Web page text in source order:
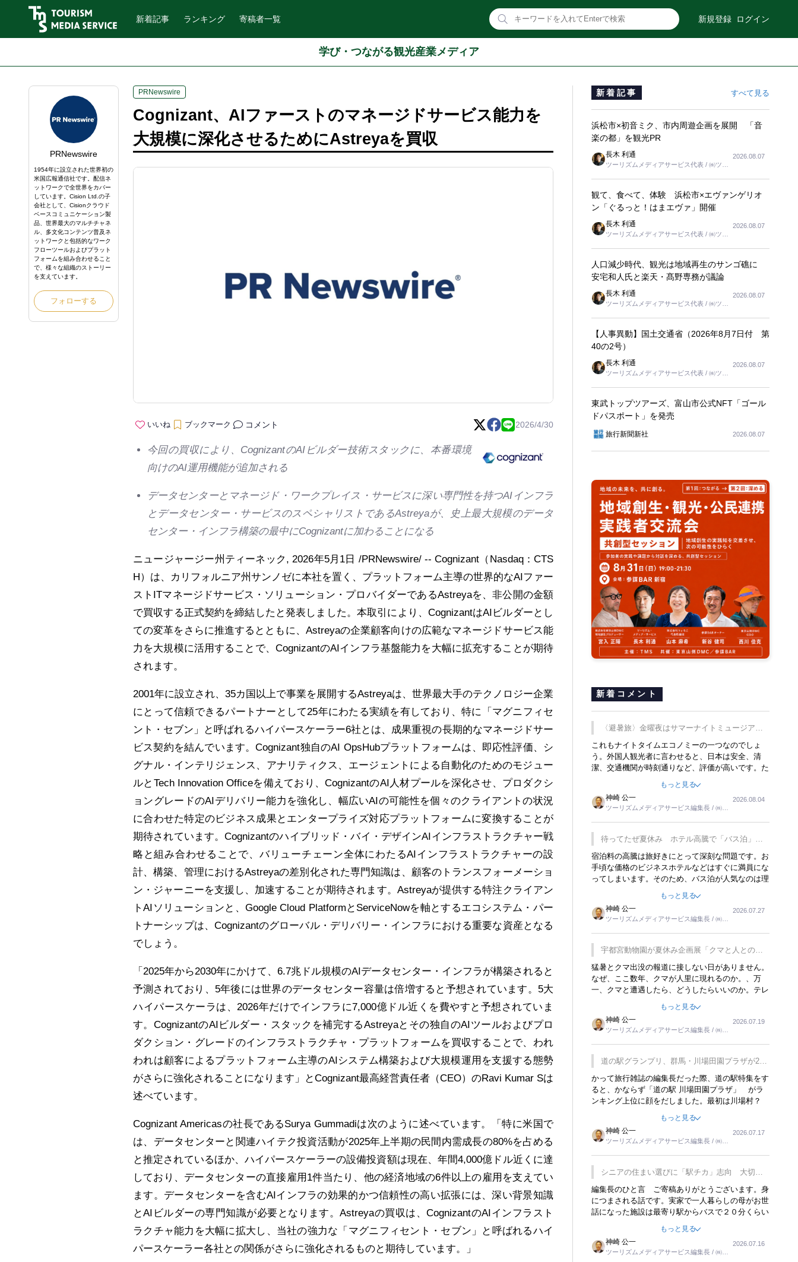
新着記事 ランキング 寄稿者一覧 新規登録 ログイン
学び・つながる観光産業メディア
PRNewswire
1954年に設立された世界初の
米国広報通信社です。配信ネ
ットワークで全世界をカバー
しています。Cision Ltd.の子
会社として、Cisionクラウド
ベースコミュニケーション製
品、世界最大のマルチチャネ
ル、多文化コンテンツ普及ネ
ットワークと包括的なワーク
フローツールおよびプラット
フォームを組み合わせること
で、様々な組織のストーリー
を支えています。
フォローする
PRNewswire
Cognizant、AIファーストのマネージドサービス能力を
大規模に深化させるためにAstreyaを買収
いいね ブックマーク コメント 2026/4/30
今回の買収により、CognizantのAIビルダー技術スタックに、本番環境
向けのAI運用機能が追加される
データセンターとマネージド・ワークプレイス・サービスに深い専門性を持つAIインフラ
とデータセンター・サービスのスペシャリストであるAstreyaが、史上最大規模のデータ
センター・インフラ構築の最中にCognizantに加わることになる
ニュージャージー州ティーネック ,2026年5月1日 /PRNewswire/ -- Cognizant（Nasdaq：CTS
H）は、カリフォルニア州サンノゼに本社を置く、プラットフォーム主導の世界的なAIファー
ストITマネージドサービス・ソリューション・プロバイダーであるAstreyaを、非公開の金額
で買収する正式契約を締結したと発表しました。本取引により、CognizantはAIビルダーとし
ての変革をさらに推進するとともに、Astreyaの企業顧客向けの広範なマネージドサービス能
力を大規模に活用することで、CognizantのAIインフラ基盤能力を大幅に拡充することが期待
されます。
2001年に設立され、35カ国以上で事業を展開するAstreyaは、世界最大手のテクノロジー企業
にとって信頼できるパートナーとして25年にわたる実績を有しており、特に「マグニフィセ
ント・セブン」と呼ばれるハイパースケーラー6社とは、成果重視の長期的なマネージドサー
ビス契約を結んでいます。Cognizant独自のAI OpsHubプラットフォームは、即応性評価、シ
グナル・インテリジェンス、アナリティクス、エージェントによる自動化のためのモジュー
ルとTech Innovation Officeを備えており、CognizantのAI人材プールを深化させ、プロダクシ
ョングレードのAIデリバリー能力を強化し、幅広いAIの可能性を個々のクライアントの状況
に合わせた特定のビジネス成果とエンタープライズ対応プラットフォームに変換することが
期待されています。Cognizantのハイブリッド・バイ・デザインAIインフラストラクチャー戦
略と組み合わせることで、バリューチェーン全体にわたるAIインフラストラクチャーの設
計、構築、管理におけるAstreyaの差別化された専門知識は、顧客のトランスフォーメーショ
ン・ジャーニーを支援し、加速することが期待されます。Astreyaが提供する特注クライアン
トAIソリューションと、Google Cloud PlatformとServiceNowを軸とするエコシステム・パー
トナーシップは、Cognizantのグローバル・デリバリー・インフラにおける重要な資産となる
でしょう。
「2025年から2030年にかけて、6.7兆ドル規模のAIデータセンター・インフラが構築されると
予測されており、5年後には世界のデータセンター容量は倍増すると予想されています。5大
ハイパースケーラは、2026年だけでインフラに7,000億ドル近くを費やすと予想されていま
す。CognizantのAIビルダー・スタックを補完するAstreyaとその独自のAIツールおよびプロ
ダクション・グレードのインフラストラクチャ・プラットフォームを買収することで、われ
われは顧客によるプラットフォーム主導のAIシステム構築および大規模運用を支援する態勢
がさらに強化されることになります」とCognizant最高経営責任者（CEO）のRavi Kumar Sは
述べています。
Cognizant Americasの社長であるSurya Gummadiは次のように述べています。「特に米国で
は、データセンターと関連ハイテク投資活動が2025年上半期の民間内需成長の80%を占める
と推定されているほか、ハイパースケーラーの設備投資額は現在、年間4,000億ドル近くに達
しており、データセンターの直接雇用1件当たり、他の経済地域の6件以上の雇用を支えてい
ます。データセンターを含むAIインフラの効果的かつ信頼性の高い拡張には、深い背景知識
とAIビルダーの専門知識が必要となります。Astreyaの買収は、CognizantのAIインフラスト
ラクチャ能力を大幅に拡大し、当社の強力な「マグニフィセント・セブン」と呼ばれるハイ
パースケーラー各社との関係がさらに強化されるものと期待しています。」
新着記事 すべて見る
浜松市×初音ミク、市内周遊企画を展開 「音
楽の都」を観光PR
長木 利通
ツーリズムメディアサービス代表 / ㈱ツー
2026.08.07
観て、食べて、体験 浜松市×エヴァンゲリオ
ン「ぐるっと！はまエヴァ」開催
長木 利通
ツーリズムメディアサービス代表 / ㈱ツー
2026.08.07
人口減少時代、観光は地域再生のサンゴ礁に
安宅和人氏と楽天・髙野専務が議論
長木 利通
ツーリズムメディアサービス代表 / ㈱ツー
2026.08.07
【人事異動】国土交通省（2026年8月7日付 第
40の2号）
長木 利通
ツーリズムメディアサービス代表 / ㈱ツー
2026.08.07
東武トップツアーズ、富山市公式NFT「ゴール
ドパスポート」を発売
旅行新聞新社 2026.08.07
新着コメント
〈避暑旅〉金曜夜はサマーナイトミュージア
ム、都立6施設で
これもナイトタイムエコノミーの一つなのでしょ
う。外国人観光者に言わせると、日本は安全、清
潔、交通機関が時刻通りなど、評価が高いです。た
す。そのような意味で、金曜夜にこのようなイベン
トが行われれば、日本人に限らず外国人にとっても
楽しみが増えるでしょうね。
もっと見る
神崎 公一
ツーリズムメディアサービス編集長 / ㈱ツ
2026.08.04
待ってたぜ夏休み ホテル高騰で「バス泊」人
気
宿泊料の高騰は旅好きにとって深刻な問題です。お
手頃な価格のビジネスホテルなどはすぐに満員にな
ってしまいます。そのため、バス泊が人気なのは理
行をした時は、移動はグレイハウンドバスでした。
夕方から夜の便を利用してホテル代を浮かせていま
した。ただし、若いからできたことです。若い人が
夜行バスで京都に行った、青森に行ったと聞くと、
疲れが残らないのかなと思ってしまいます。
もっと見る
神崎 公一
ツーリズムメディアサービス編集長 / ㈱ツ
2026.07.27
宇都宮動物園が夏休み企画展「クマと人との距
離」を7月20日から開催
猛暑とクマ出没の報道に接しない日がありません。
なぜ、ここ数年、クマが人里に現れるのか。、万
一、クマと遭遇したら、どうしたらいいのか。テレ
るなんてことは、冗談でもいえません。そんな中
で、この企画展はタイムリーですね。
もっと見る
神崎 公一
ツーリズムメディアサービス編集長 / ㈱ツ
2026.07.19
道の駅グランプリ、群馬・川場田園プラザが2連
覇
かって旅行雑誌の編集長だった際、道の駅特集をす
ると、かならず「道の駅 川場田園プラザ」 がラ
ンキング上位に顔をだしました。最初は川場村？
れ永井 彰一社長にインタビューしたら、興味深い
話が次々が飛び出しました。プレゼンも巧みで、今
でも思い出すことが２つあります。一つは、従業員
に東京ディズニーランドを見学させ、サービス業、
接客業の何かを理解してもらっていることです。
もう一つは1800円もするプレミアムヨーグルトを
販売するにあたり、社内に懸念もあったそうです。
永井社長は、駐車場に都内ナンバーの高級外車が停
まっていることに目をつけ、高級商品でも売れると
確信したそうです。今回の記事を懐かしく読みまし
もっと見る
神崎 公一
ツーリズムメディアサービス編集長 / ㈱ツ
2026.07.17
シニアの住まい選びに「駅チカ」志向 大切な
のは出かけたくなる暮らし
編集長のひと言 ご寄稿ありがとうございます。身
につまされる話です。実家で一人暮らしの母がお世
話になった施設は最寄り駅からバスで２０分くらい
りました。母の住まいから近いという理由で、その
施設を選択したのですが、私と妹にとっては、半日
仕事ででした。シニアの住まい選びは、当人だけで
もっと見る
神崎 公一
ツーリズムメディアサービス編集長 / ㈱ツ
2026.07.16